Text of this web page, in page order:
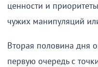
ценности и
чужих манипуляций
Вторая половина дня
первую очередь с